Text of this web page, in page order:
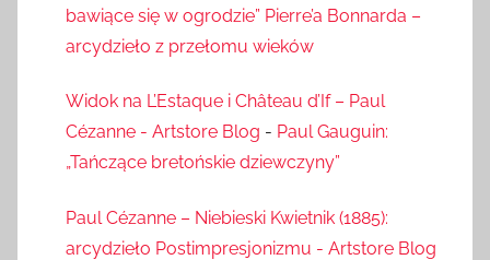
bawiące się w ogrodzie” Pierre’a Bonnarda –
arcydzieło z przełomu wieków
Widok na L’Estaque i Château d’If – Paul
Cézanne - Artstore Blog - Paul Gauguin:
„Tańczące bretońskie dziewczyny”
Paul Cézanne – Niebieski Kwietnik (1885):
arcydzieło Postimpresjonizmu - Artstore Blog